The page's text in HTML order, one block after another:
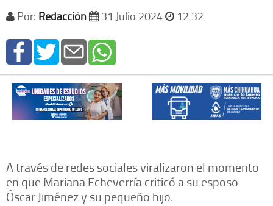
Por: Redacción 31 Julio 2024 12 32
A través de redes sociales viralizaron el momento
en que Mariana Echeverría criticó a su esposo
Óscar Jiménez y su pequeño hijo.